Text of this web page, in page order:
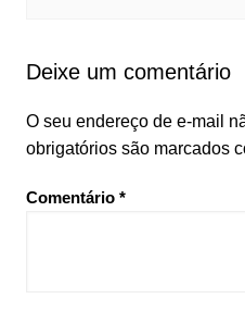
Deixe um comentário
O seu endereço de e-mail
obrigatórios são marcados
Comentário *